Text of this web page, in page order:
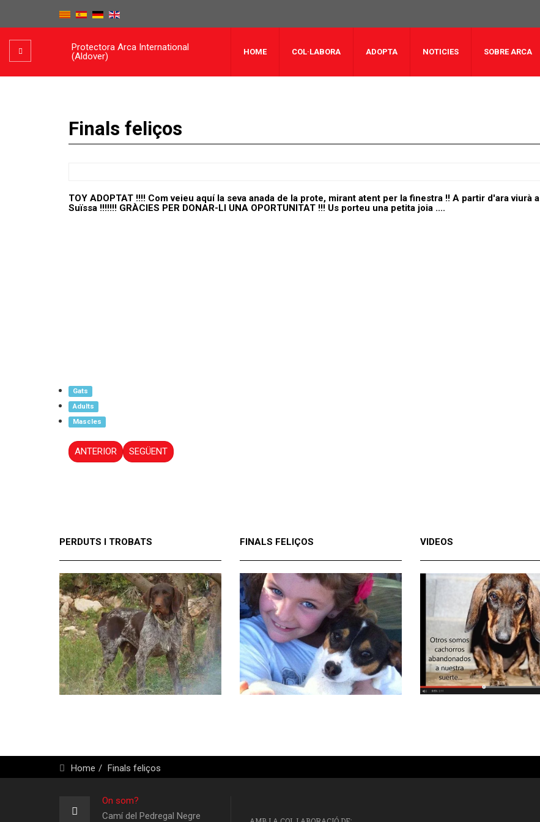
Protectora Arca International
(Aldover)
HOME COL·LABORA ADOPTA NOTICIES SOBRE ARCA
Finals feliços
TOY ADOPTAT !!!! Com veieu aquí la seva anada de la prote, mirant atent per la finestra !! A partir d'ara viurà a
Suïssa !!!!!!! GRÀCIES PER DONAR-LI UNA OPORTUNITAT !!! Us porteu una petita joia ....
Gats
Adults
Mascles
ANTERIOR SEGÜENT
PERDUTS I TROBATS FINALS FELIÇOS VIDEOS
Home Finals feliços
On som?
Camí del Pedregal Negre